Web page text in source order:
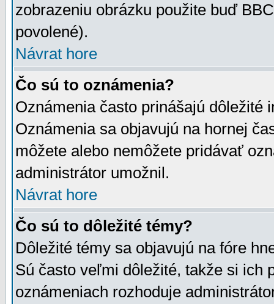
zobrazeniu obrázku použite buď
povolené).
Návrat hore
Čo sú to oznámenia?
Oznámenia často prinášajú dôležité
Oznámenia sa objavujú na hornej
môžete alebo nemôžete pridávať
administrátor umožnil.
Návrat hore
Čo sú to dôležité témy?
Dôležité témy sa objavujú na fóre
Sú často veľmi dôležité, takže si ich
oznámeniach rozhoduje